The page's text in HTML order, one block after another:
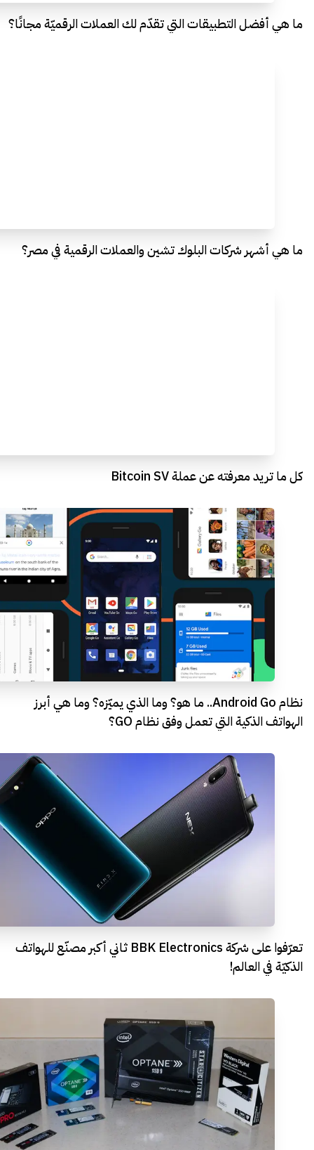
ما هي أفضل التطبيقات التي تقدّم لك العملات الرقميّة مجانًا؟
ما هي أشهر شركات البلوك تشين والعملات الرقمية في مصر؟
كل ما تريد معرفته عن عملة Bitcoin SV
نظام Android Go.. ما هو؟ وما الذي يميّزه؟ وما هي أبرز
الهواتف الذكية التي تعمل وفق نظام GO؟
تعرّفوا على شركة BBK Electronics ثاني أكبر مصنّع للهواتف
الذكيّة في العالم!